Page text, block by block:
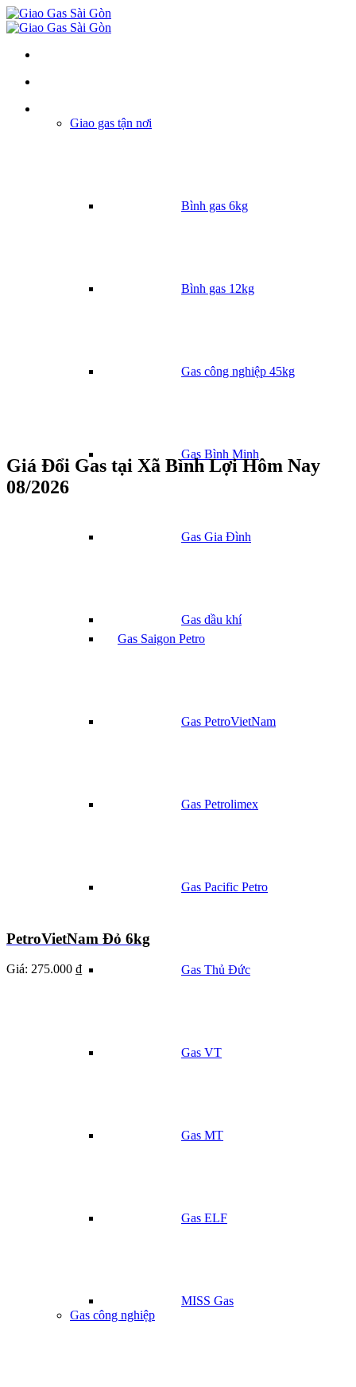
Giao gas tận nơi
Bình gas 6kg
Bình gas 12kg
Gas công nghiệp 45kg
Gas Bình Minh
Gas Gia Đình
Gas dầu khí
Gas Saigon Petro
Gas PetroVietNam
Gas Petrolimex
Gas Pacific Petro
Gas Thủ Đức
Gas VT
Gas MT
Gas ELF
MISS Gas
Gas công nghiệp
Giá Đổi Gas tại Xã Bình Lợi Hôm Nay
08/2026
PetroVietNam Đỏ 6kg
Giá: 275.000 ₫